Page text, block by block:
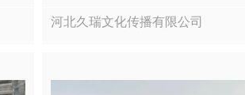
河北久瑞文化传播有限公司